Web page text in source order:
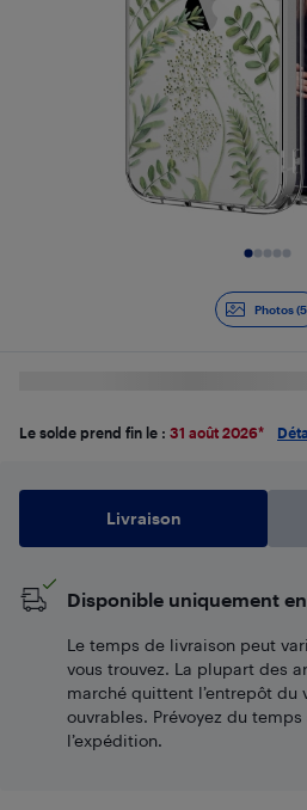
Photos
Le solde prend fin le : 31 août 2026*
Livraison
Disponible uniquement
Le temps de livraison peut
vous trouvez. La plupart des
marché quittent l’entrepôt du
ouvrables. Prévoyez du
l’expédition.